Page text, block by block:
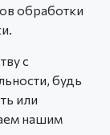
обработки
с
будь
или
нашим